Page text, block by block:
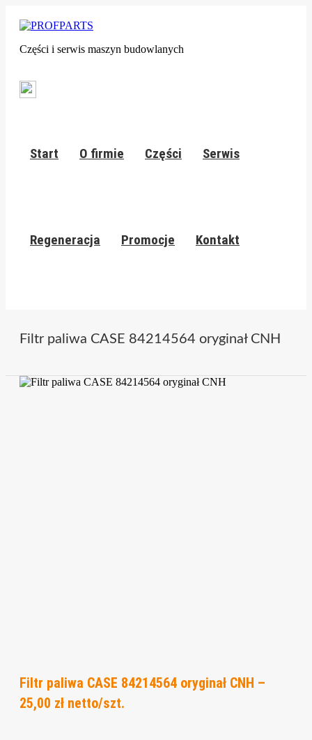
Części i serwis maszyn budowlanych
Start O firmie Części Serwis
Regeneracja Promocje Kontakt
Filtr paliwa CASE 84214564 oryginał CNH
Filtr paliwa CASE 84214564 oryginał CNH –
25,00 zł netto/szt.